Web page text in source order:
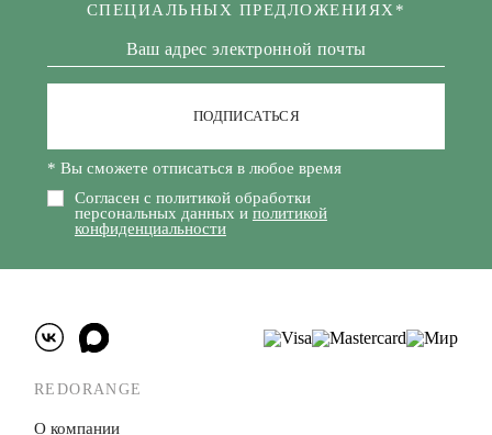
СПЕЦИАЛЬНЫХ ПРЕДЛОЖЕНИЯХ*
ПОДПИСАТЬСЯ
Согласен с политикой обработки
персональных данных и политикой
конфиденциальности
* Вы сможете отписаться в любое время
REDORANGE
О компании